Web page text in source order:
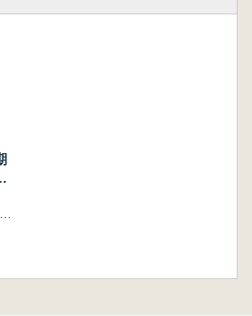
東北・関東前方後円墳研究会